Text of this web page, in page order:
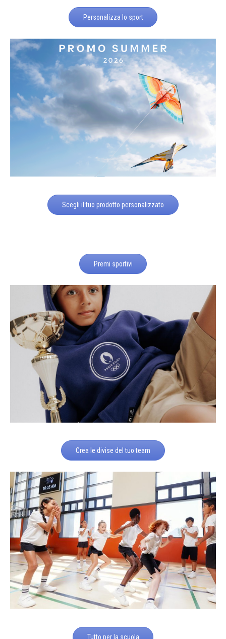
Personalizza lo sport
Scegli il tuo prodotto personalizzato
Premi sportivi
Crea le divise del tuo team
Tutto per la scuola